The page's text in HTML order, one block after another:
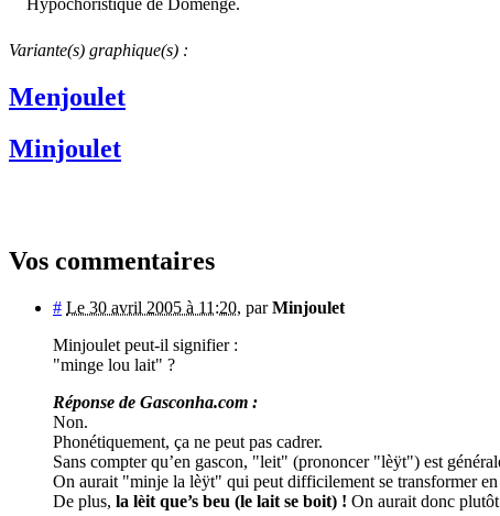
Variante(s) graphique(s) :
Menjoulet
Minjoulet
Vos commentaires
# Le 30 avril 2005 à 11:20, parMinjoulet
Minjoulet peut-il signifier :
"minge lou lait" ?
Réponse de Gasconha.com :
Non.
Phonétiquement, ça ne peut pas cadrer.
Sans compter qu’en gascon, "leit" (prononcer "lèÿt") est
On aurait "minje la lèÿt" qui peut difficilement se transformer
De plus, la lèit que’s beu (le lait se boit) ! On aurait donc